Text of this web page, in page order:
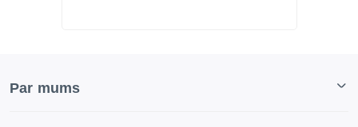
Par mums